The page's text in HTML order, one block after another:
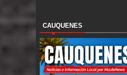
CAUQUENES